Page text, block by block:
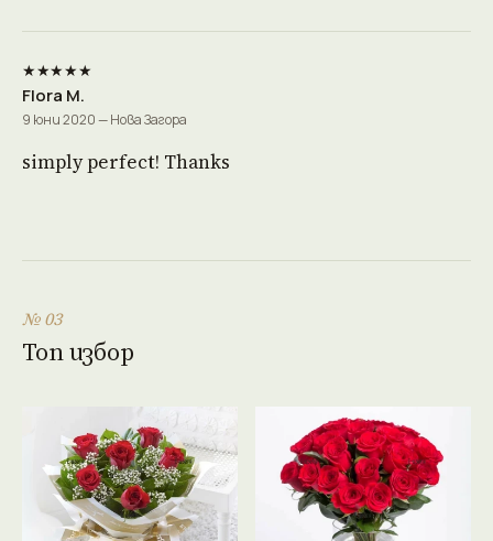
★★★★★
Flora M.
9 юни 2020 — Нова Загора
simply perfect! Thanks
№ 03
Топ избор